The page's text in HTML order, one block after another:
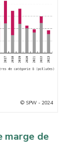
© SPW - 2024
marge de